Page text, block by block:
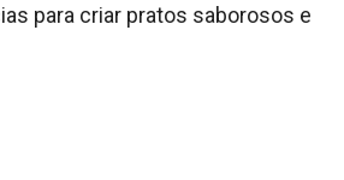
para criar pratos saborosos e